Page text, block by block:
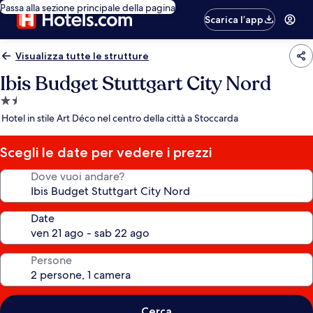
Passa alla sezione principale della pagina
Scarica l’app
Visualizza tutte le strutture
Ibis Budget Stuttgart City Nord
Struttura
a
stelle
Hotel in stile Art Déco nel centro della città a Stoccarda
Scegli le date per vedere i prezzi
Dove vuoi andare?
Date
Persone